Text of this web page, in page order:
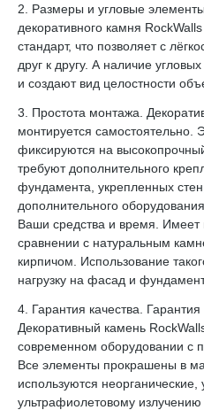
2. Размеры и угловые
декоративного камня
стандарт, что позволяет с
друг к другу. А наличие
и создают вид целостности
3. Простота монтажа.
монтируется
фиксируются на
требуют дополнительного
фундамента, укрепленных
дополнительного
Ваши средства и время. Имеет
сравнении с натуральным
кирпичом. Использование
нагрузку на фасад и
4. Гарантия качества.
Декоративный камень
современном оборудовании с
Все элементы прокрашены в
используются неорганические,
ультрафиолетовому излучению